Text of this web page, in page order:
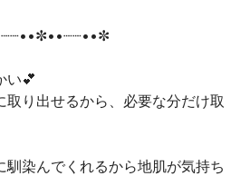
い💕
り出せるから、必要な分だけ取
馴染んでくれるから地肌が気持ち